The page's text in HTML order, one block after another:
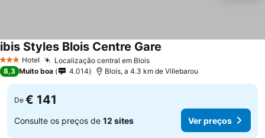
3 EstrelasHotel Localização central em BloisVer preços
ibis Styles Blois Centre Gare
8,3 Muito boa 4.014 Blois, a 4.3 km de Villebarou
De € 141
Consulte os preços de 12 sites Ver preços